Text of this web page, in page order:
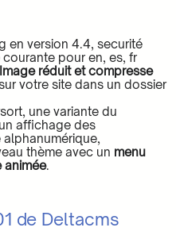
en version 4.4, securité
pour en, es, fr
réduit et compresse
votre site dans un dossier
une variante du
affichage des
thème avec un menu
animée.
de Deltacms